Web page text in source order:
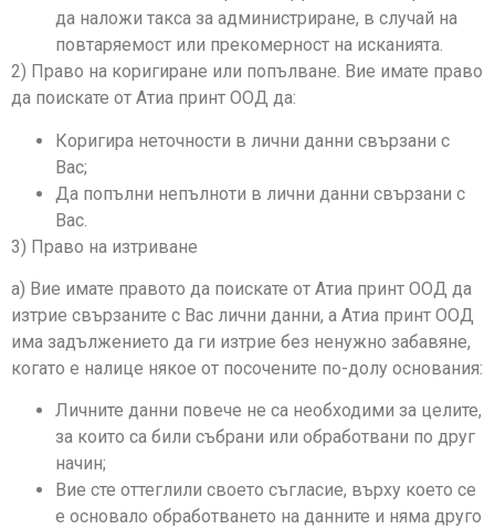
да наложи такса за администриране, в случай на
повтаряемост или прекомерност на исканията.
2) Право на коригиране или попълване. Вие имате право
да поискате от Атиа принт ООД да:
Коригира неточности в лични данни свързани с
Вас;
Да попълни непълноти в лични данни свързани с
Вас.
3) Право на изтриване
а) Вие имате правото да поискате от Атиа принт ООД да
изтрие свързаните с Вас лични данни, а Атиа принт ООД
има задължението да ги изтрие без ненужно забавяне,
когато е налице някое от посочените по-долу основания:
Личните данни повече не са необходими за целите,
за които са били събрани или обработвани по друг
начин;
Вие сте оттеглили своето съгласие, върху което се
е основало обработването на данните и няма друго